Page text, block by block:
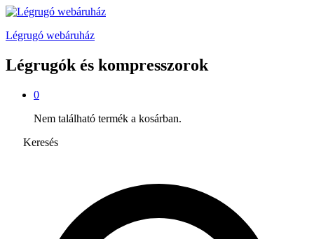
Légrugó webáruház
Légrugók és kompresszorok
0
Nem található termék a kosárban.
Keresés